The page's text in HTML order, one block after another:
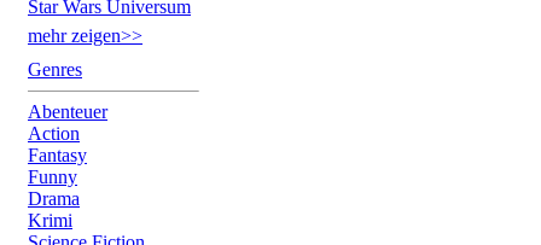
Star Wars Universum
mehr zeigen>>
Genres
Abenteuer
Action
Fantasy
Funny
Drama
Krimi